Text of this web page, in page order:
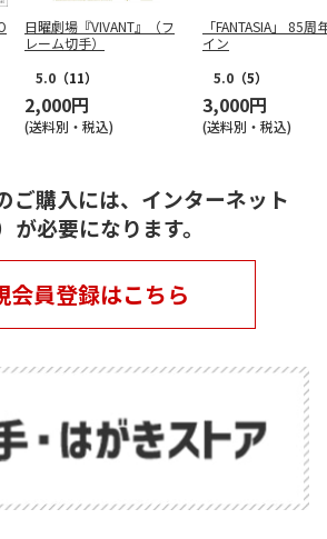
日曜劇場『VIVANT』（フ
レーム切手）
5.0 （11）
2,000円
(送料別・税込)
「FANTASIA」 85周
イン
5.0 （5）
3,000円
(送料別・税込)
ご購入には、インターネット
必要になります。
会員登録はこちら